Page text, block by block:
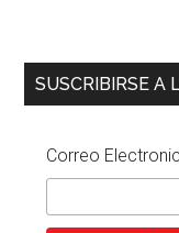
SUSCRIBIRSE A
Correo